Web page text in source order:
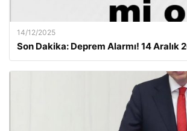
14/12/2025
Son Dakika: Deprem Alarmı! 14